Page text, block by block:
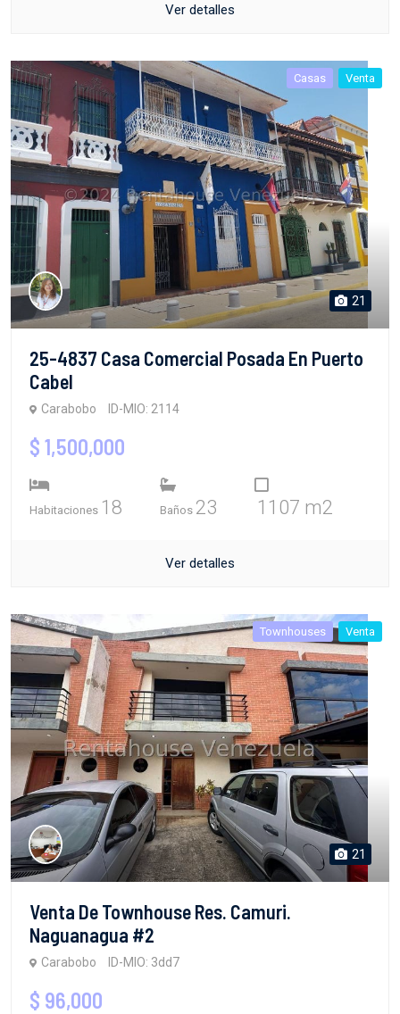
Ver detalles
Casas Venta
21
25-4837 Casa Comercial Posada En Puerto
Cabel
Carabobo ID-MIO: 2114
$ 1,500,000
Habitaciones 18 Baños 23 1107 m2
Ver detalles
Townhouses Venta
21
Venta De Townhouse Res. Camuri.
Naguanagua #2
Carabobo ID-MIO: 3dd7
$ 96,000